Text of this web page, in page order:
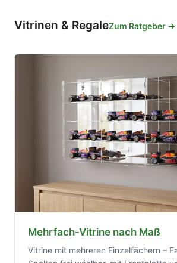
Vitrinen & RegaleZum Ratgeber →
Mehrfach-Vitrine nach Maß
Vitrine mit mehreren Einzelfächern –